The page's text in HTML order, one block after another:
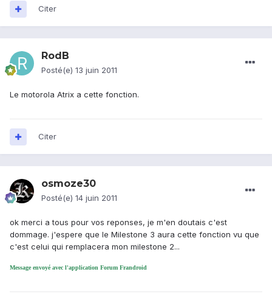
Citer
RodB
Posté(e) 13 juin 2011
Le motorola Atrix a cette fonction.
Citer
osmoze30
Posté(e) 14 juin 2011
ok merci a tous pour vos reponses, je m'en doutais c'est
dommage. j'espere que le Milestone 3 aura cette fonction vu que
c'est celui qui remplacera mon milestone 2...
Message envoyé avec l'application Forum Frandroid